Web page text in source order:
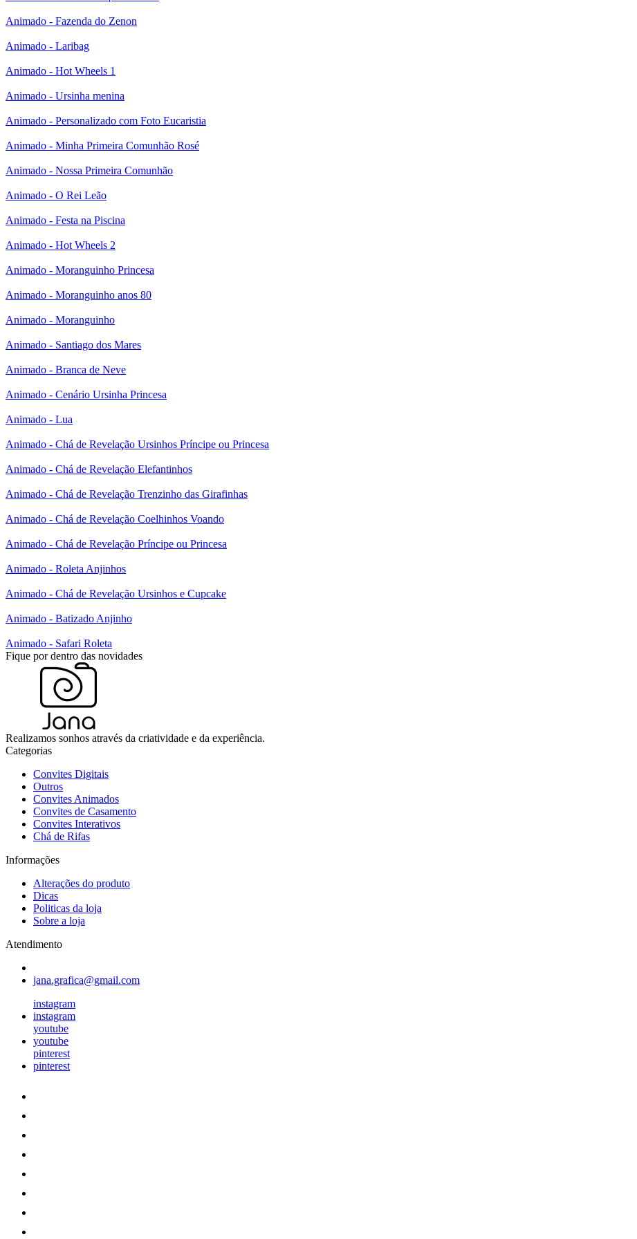
Animado - Fazenda do Zenon
Animado - Laribag
Animado - Hot Wheels 1
Animado - Ursinha menina
Animado - Personalizado com Foto Eucaristia
Animado - Minha Primeira Comunhão Rosé
Animado - Nossa Primeira Comunhão
Animado - O Rei Leão
Animado - Festa na Piscina
Animado - Hot Wheels 2
Animado - Moranguinho Princesa
Animado - Moranguinho anos 80
Animado - Moranguinho
Animado - Santiago dos Mares
Animado - Branca de Neve
Animado - Cenário Ursinha Princesa
Animado - Lua
Animado - Chá de Revelação Ursinhos Príncipe ou Princesa
Animado - Chá de Revelação Elefantinhos
Animado - Chá de Revelação Trenzinho das Girafinhas
Animado - Chá de Revelação Coelhinhos Voando
Animado - Chá de Revelação Príncipe ou Princesa
Animado - Roleta Anjinhos
Animado - Chá de Revelação Ursinhos e Cupcake
Animado - Batizado Anjinho
Animado - Safari Roleta
Fique por dentro das novidades
Realizamos sonhos através da criatividade e da experiência.
Categorias
Convites Digitais
Outros
Convites Animados
Convites de Casamento
Convites Interativos
Chá de Rifas
Informações
Alterações do produto
Dicas
Politicas da loja
Sobre a loja
Atendimento
jana.grafica@gmail.com
instagram
instagram
youtube
youtube
pinterest
pinterest